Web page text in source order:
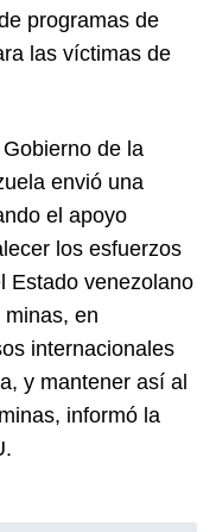
programas de
las víctimas de
de la
envió una
el apoyo
los esfuerzos
Estado venezolano
en
internacionales
y mantener así al
informó la